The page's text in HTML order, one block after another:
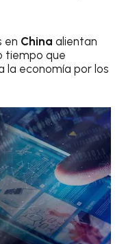
en Chinaalientan
tiempo que
la economía por los